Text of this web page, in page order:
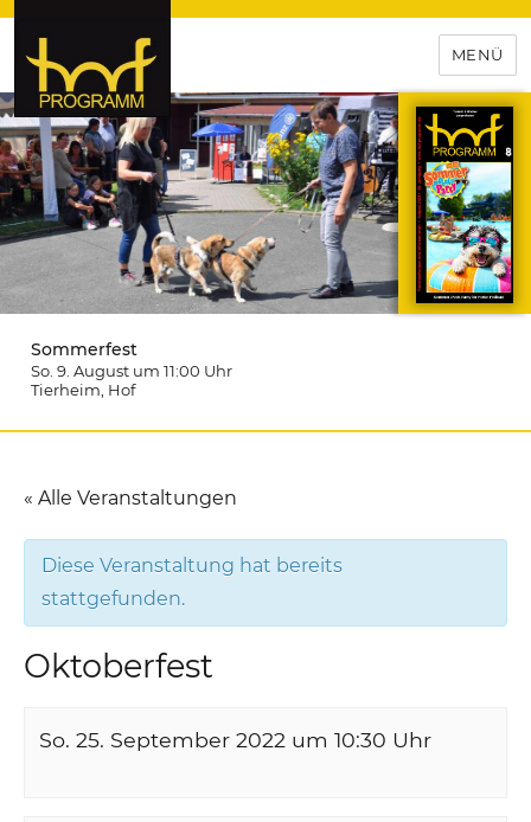
hof-programm – das
Veranstaltungsportal für
Hochfranken
MENÜ
Sommerfest
So. 9. August um 11:00 Uhr
Tierheim , Hof
« Alle Veranstaltungen
Diese Veranstaltung hat bereits
stattgefunden.
Oktoberfest
So. 25. September 2022 um 10:30 Uhr